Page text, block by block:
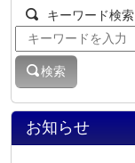
お知らせ
キーワード検索
検索